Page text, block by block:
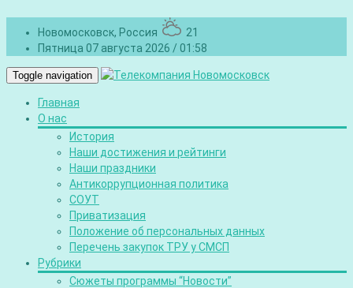
Новомосковск, Россия
21
Пятница 07 августа 2026 / 01:58
Toggle navigation
Главная
О нас
История
Наши достижения и рейтинги
Наши праздники
Антикоррупционная политика
СОУТ
Приватизация
Положение об персональных данных
Перечень закупок ТРУ у СМСП
Рубрики
Сюжеты программы “Новости”